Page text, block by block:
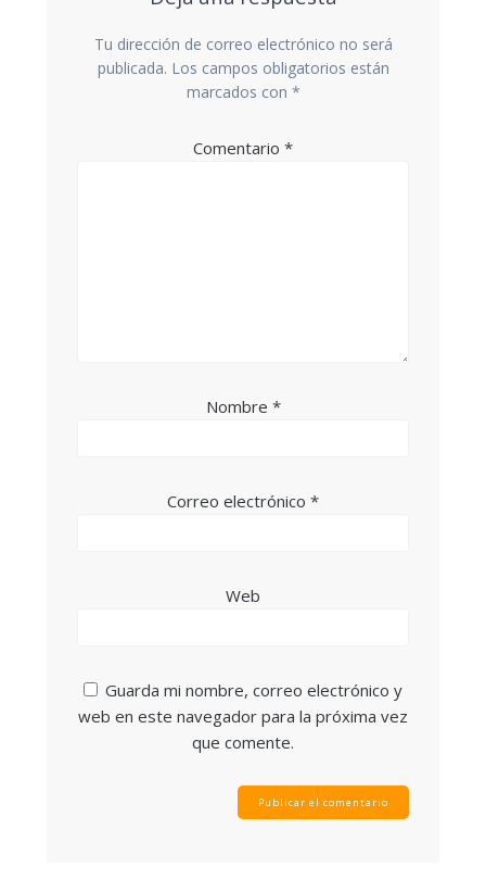
Tu dirección de correo electrónico no será
publicada. Los campos obligatorios están
marcados con *
Comentario *
Nombre *
Correo electrónico *
Web
Guarda mi nombre, correo electrónico y
web en este navegador para la próxima vez
que comente.